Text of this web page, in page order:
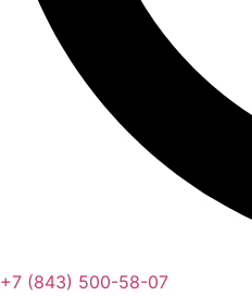
+7 (843) 500-58-07